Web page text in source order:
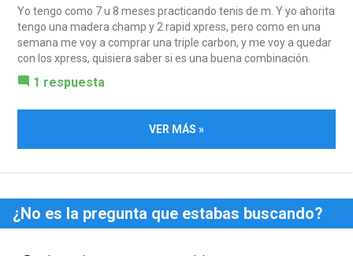
Yo tengo como 7 u 8 meses practicando tenis de m. Y yo ahorita
tengo una madera champ y 2 rapid xpress, pero como en una
semana me voy a comprar una triple carbon, y me voy a quedar
con los xpress, quisiera saber si es una buena combinación.
1 respuesta
VER MÁS »
¿No es la pregunta que estabas buscando?